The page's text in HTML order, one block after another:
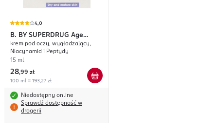
4,0
B. BY SUPERDRUG Age
Define
krem pod oczy, wygładzający,
Niacynamid i Peptydy
15 ml
28,99 zł
100 ml = 193,27 zł
Niedostępny online
Sprawdź dostępność w
drogerii